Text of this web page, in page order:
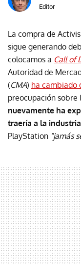
Editor
La compra de
sigue generando
colocamos a Call of
Autoridad de
(CMA) ha cambiado
preocupación sobre
nuevamente ha
traería a la industria
PlayStation "jamás